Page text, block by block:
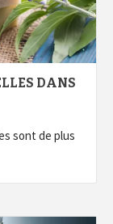
DANS
sont de plus